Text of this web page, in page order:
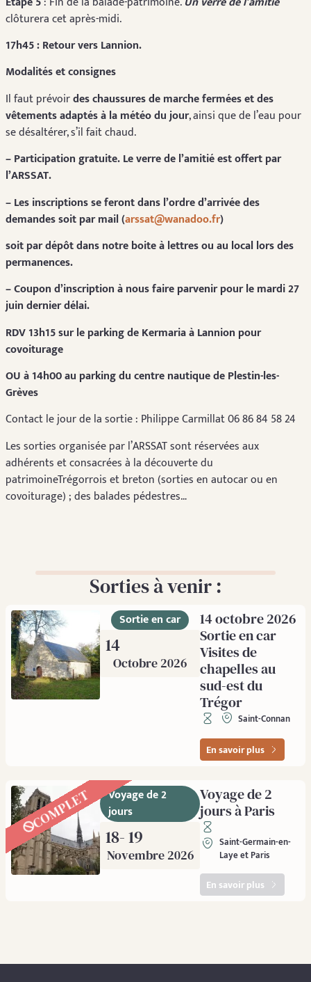
clôturera cet après-midi.
17h45 : Retour vers Lannion.
Modalités et consignes
Il faut prévoirdes chaussures de marche fermées et des
vêtements adaptés à la météo du jour, ainsi que de l’eau pour
se désaltérer, s’il fait chaud.
– Participation gratuite. Le verre de l’amitié est offert par
l’ARSSAT.
– Les inscriptions se feront dans l’ordre d’arrivée des
demandes soit par mail (arssat@wanadoo.fr)
soit par dépôt dans notre boite à lettres ou au local lors des
permanences.
– Coupon d’inscription à nous faire parvenir pourle mardi 27
juin dernier délai.
RDV 13h15 sur le parking de Kermaria à Lannion pour
covoiturage
OU à 14h00 au parking du centre nautique de Plestin-les-
Grèves
Contact le jour de la sortie : Philippe Carmillat 06 86 84 58 24
Les sorties organisée par l’ARSSAT sont réservées aux
adhérents et consacrées à la découverte du
patrimoineTrégorrois et breton (sorties en autocar ou en
covoiturage) ; des balades pédestres…
Sorties à venir :
Sortie en car
14
Octobre 2026
14 octobre 2026
Sortie en car
Visites de
chapelles au
sud-est du
Trégor
Saint-Connan
En savoir plus
Voyage de 2
jours
18- 19
Novembre 2026
Voyage de 2
jours à Paris
Saint-Germain-en-
Laye et Paris
En savoir plus
COMPLET